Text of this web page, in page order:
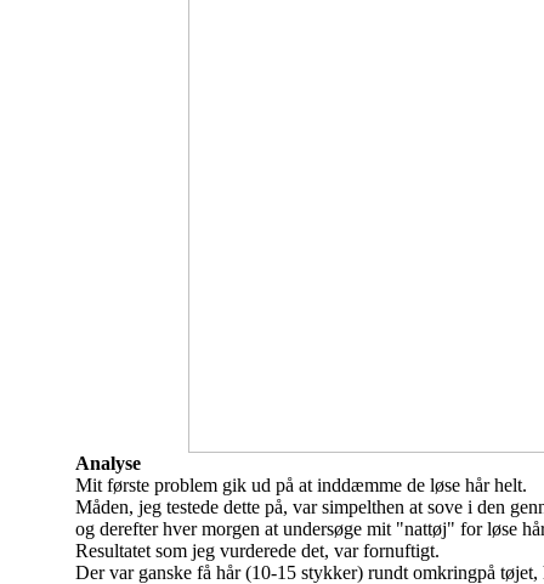
Analyse
Mit første problem gik ud på at inddæmme de løse hår helt.
Måden, jeg testede dette på, var simpelthen at sove i den
og derefter hver morgen at undersøge mit "nattøj" for løse
Resultatet som jeg vurderede det, var fornuftigt.
Der var ganske få hår (10-15 stykker) rundt omkringpå tøjet,